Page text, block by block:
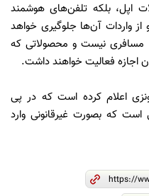
اپل، بلکه تلفن‌های هوشمند
از واردات آن‌ها جلوگیری خواهد
مسافری نیست و محصولاتی که
اجازه فعالیت خواهند داشت.
اعلام کرده است که در پی
که بصورت غیرقانونی وارد